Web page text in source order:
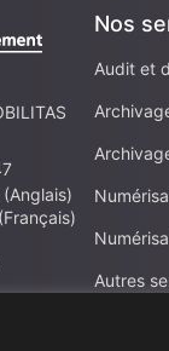
Nos
Audit et
Autres